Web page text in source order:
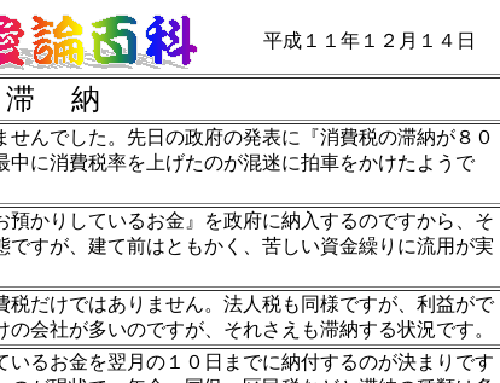
平成１１年１２月１４日
滞 納
でした。先日の政府の発表に『消費税の滞納が８０
に消費税率を上げたのが混迷に拍車をかけたようで
かりしているお金』を政府に納入するのですから、そ
すが、建て前はともかく、苦しい資金繰りに流用が実
だけではありません。法人税も同様ですが、利益がで
会社が多いのですが、それさえも滞納する状況です。
るお金を翌月の１０日までに納付するのが決まりです